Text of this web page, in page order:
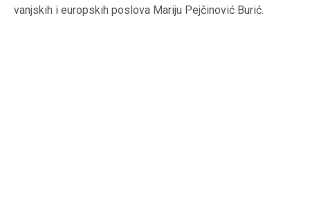
vanjskih i europskih poslova Mariju Pejčinović Burić.